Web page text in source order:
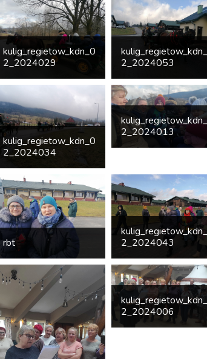
kulig_regietow_kdn_0
2_2024029
2_2024053
kulig_regietow_kdn_0
2_2024034
2_2024013
rbt
2_2024043
2_2024006